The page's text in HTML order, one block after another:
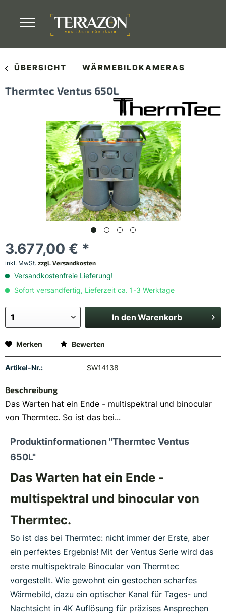
ÜBERSICHT WÄRMEBILDKAMERAS
Thermtec Ventus 650L
3.677,00 € *
inkl. MwSt. zzgl. Versandkosten
Versandkostenfreie Lieferung!
Sofort versandfertig, Lieferzeit ca. 1-3 Werktage
In den Warenkorb
Merken Bewerten
Artikel-Nr.: SW14138
Beschreibung
Das Warten hat ein Ende - multispektral und binocular
von Thermtec. So ist das bei...
Produktinformationen "Thermtec Ventus
650L"
Das Warten hat ein Ende -
multispektral und binocular von
Thermtec.
So ist das bei Thermtec: nicht immer der Erste, aber
ein perfektes Ergebnis! Mit der Ventus Serie wird das
erste multispektrale Binocular von Thermtec
vorgestellt. Wie gewohnt ein gestochen scharfes
Wärmebild, dazu ein optischer Kanal für Tages- und
Nachtsicht in 4K Auflösung für präzises Ansprechen